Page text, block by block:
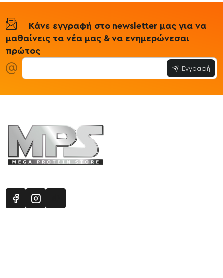
Κάνε εγγραφή στο newsletter μας για να
μαθαίνεις τα νέα μας & να ενημερώνεσαι
πρώτος
Εγγραφή